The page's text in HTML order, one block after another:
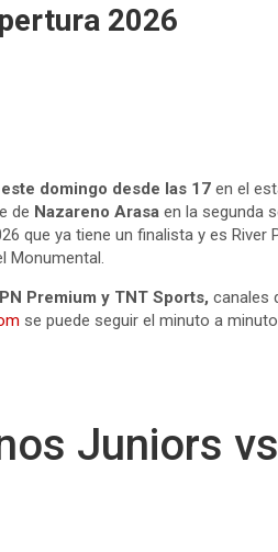
2026
domingo desde las 17 en el
de Nazareno Arasa en la segunda
que ya tiene un finalista y es River
Monumental.
Premium y TNT Sports, canales
se puede seguir el minuto a
Juniors